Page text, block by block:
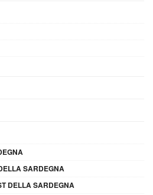
SARDEGNA
DELLA SARDEGNA